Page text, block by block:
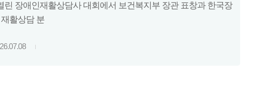
장애인재활상담사 대회에서 보건복지부 장관 표창과 한국장
활상담 분